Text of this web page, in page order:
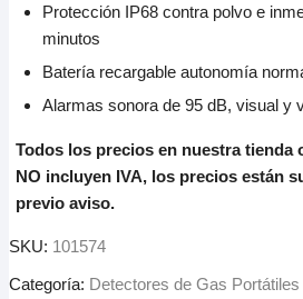
Protección IP68 contra polvo e
minutos
Batería recargable autonomía
Alarmas sonora de 95 dB, visual y
Todos los precios en nuestra tienda
NO incluyen IVA, los precios están
previo aviso.
SKU: 101574
Categoría: Detectores de Gas Portátiles